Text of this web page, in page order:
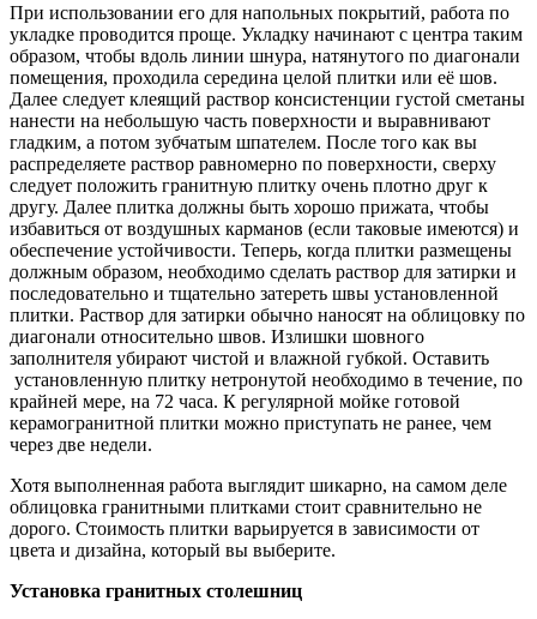
При использовании его для напольных покрытий, работа по
укладке проводится проще. Укладку начинают с центра таким
образом, чтобы вдоль линии шнура, натянутого по диагонали
помещения, проходила середина целой плитки или её шов.
Далее следует клеящий раствор консистенции густой сметаны
нанести на небольшую часть поверхности и выравнивают
гладким, а потом зубчатым шпателем. После того как вы
распределяете раствор равномерно по поверхности, сверху
следует положить гранитную плитку очень плотно друг к
другу. Далее плитка должны быть хорошо прижата, чтобы
избавиться от воздушных карманов (если таковые имеются) и
обеспечение устойчивости. Теперь, когда плитки размещены
должным образом, необходимо сделать раствор для затирки и
последовательно и тщательно затереть швы установленной
плитки. Раствор для затирки обычно наносят на облицовку по
диагонали относительно швов. Излишки шовного
заполнителя убирают чистой и влажной губкой. Оставить
установленную плитку нетронутой необходимо в течение, по
крайней мере, на 72 часа. К регулярной мойке готовой
керамогранитной плитки можно приступать не ранее, чем
через две недели.
Хотя выполненная работа выглядит шикарно, на самом деле
облицовка гранитными плитками стоит сравнительно не
дорого. Стоимость плитки варьируется в зависимости от
цвета и дизайна, который вы выберите.
Установка гранитных столешниц